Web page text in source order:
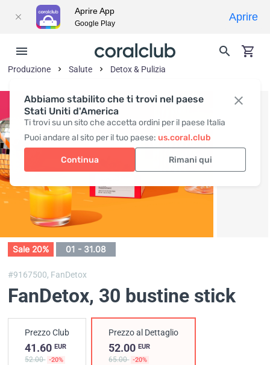
Abbiamo stabilito che ti trovi nel paese
Stati Uniti d'America
Ti trovi su un sito che accetta ordini per il paese Italia
Puoi andare al sito per il tuo paese: us.coral.club
Continua Rimani qui
Produzione Salute Detox & Pulizia
Sale 20% 01 - 31.08
#9167500, FanDetox
FanDetox, 30 bustine stick
Prezzo Club
41.60 EUR
52.00 -20%
Prezzo al Dettaglio
52.00EUR
65.00 -20%
Aprire App
Google Play
Aprire